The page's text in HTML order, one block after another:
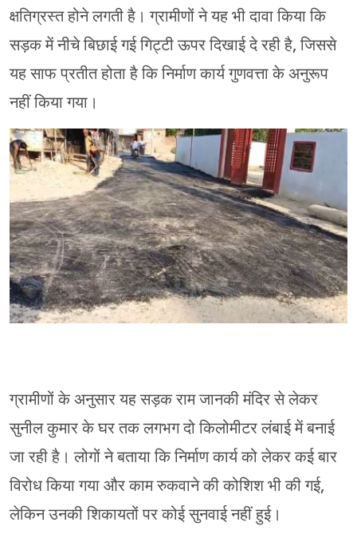
क्षतिग्रस्त होने लगती है। ग्रामीणों ने यह भी दावा किया कि
सड़क में नीचे बिछाई गई गिट्टी ऊपर दिखाई दे रही है, जिससे
यह साफ प्रतीत होता है कि निर्माण कार्य गुणवत्ता के अनुरूप
नहीं किया गया।
ग्रामीणों के अनुसार यह सड़क राम जानकी मंदिर से लेकर
सुनील कुमार के घर तक लगभग दो किलोमीटर लंबाई में बनाई
जा रही है। लोगों ने बताया कि निर्माण कार्य को लेकर कई बार
विरोध किया गया और काम रुकवाने की कोशिश भी की गई,
लेकिन उनकी शिकायतों पर कोई सुनवाई नहीं हुई।